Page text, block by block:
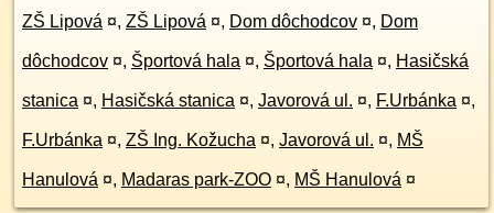
ZŠ Lipová ¤, ZŠ Lipová ¤, Dom dôchodcov ¤, Dom
dôchodcov ¤, Športová hala ¤, Športová hala ¤, Hasičská
stanica ¤, Hasičská stanica ¤, Javorová ul. ¤, F.Urbánka ¤,
F.Urbánka ¤, ZŠ Ing. Kožucha ¤, Javorová ul. ¤, MŠ
Hanulová ¤, Madaras park-ZOO ¤, MŠ Hanulová ¤